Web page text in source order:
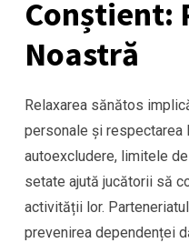
Conștient:
Noastră
Relaxarea sănătos
personale și respectarea
autoexcludere, limitele
setate ajută jucătorii să
activității lor.
prevenirea dependenței